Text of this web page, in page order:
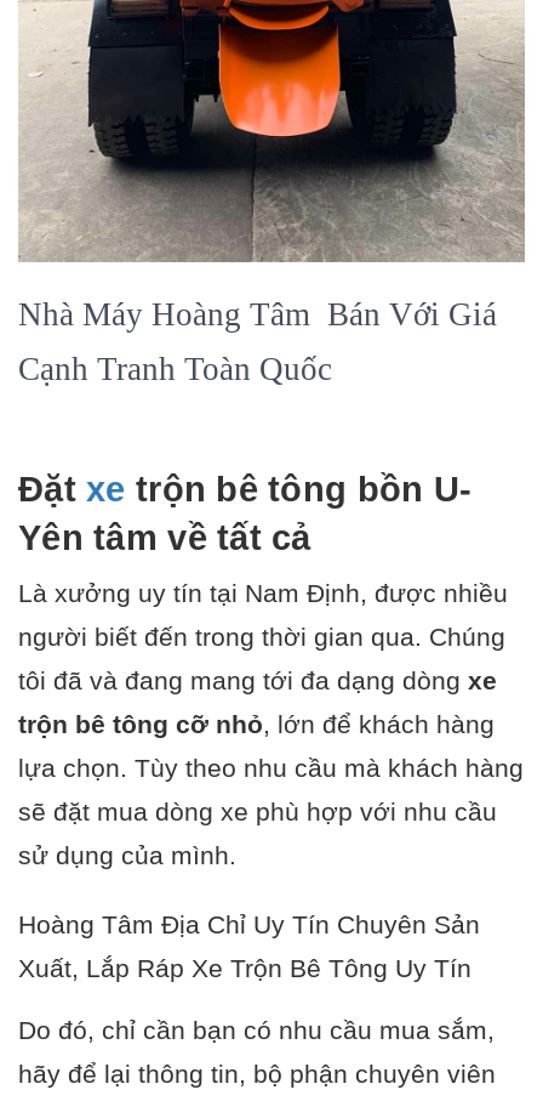
Nhà Máy Hoàng Tâm Bán Với Giá
Cạnh Tranh Toàn Quốc
Đặtxe trộn bê tông bồn U-
Yên tâm về tất cả
Là xưởng uy tín tại Nam Định, được nhiều
người biết đến trong thời gian qua. Chúng
tôi đã và đang mang tới đa dạng dòng xe
trộn bê tông cỡ nhỏ, lớn để khách hàng
lựa chọn. Tùy theo nhu cầu mà khách hàng
sẽ đặt mua dòng xe phù hợp với nhu cầu
sử dụng của mình.
Hoàng Tâm Địa Chỉ Uy Tín Chuyên Sản
Xuất, Lắp Ráp Xe Trộn Bê Tông Uy Tín
Do đó, chỉ cần bạn có nhu cầu mua sắm,
hãy để lại thông tin, bộ phận chuyên viên